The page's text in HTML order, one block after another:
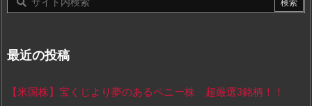
最近の投稿
【米国株】宝くじより夢のあるペニー株 超厳選3銘柄！！